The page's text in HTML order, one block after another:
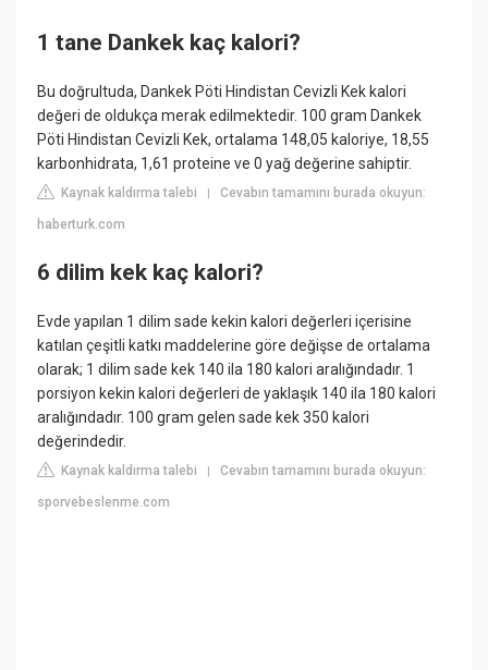
1 tane Dankek kaç kalori?
Bu doğrultuda, Dankek Pöti Hindistan Cevizli Kek kalori
değeri de oldukça merak edilmektedir. 100 gram Dankek
Pöti Hindistan Cevizli Kek, ortalama 148,05 kaloriye, 18,55
karbonhidrata, 1,61 proteine ve 0 yağ değerine sahiptir.
Kaynak kaldırma talebi |Cevabın tamamını burada okuyun:
haberturk.com
6 dilim kek kaç kalori?
Evde yapılan 1 dilim sade kekin kalori değerleri içerisine
katılan çeşitli katkı maddelerine göre değişse de ortalama
olarak; 1 dilim sade kek 140 ila 180 kalori aralığındadır. 1
porsiyon kekin kalori değerleri de yaklaşık 140 ila 180 kalori
aralığındadır. 100 gram gelen sade kek 350 kalori
değerindedir.
Kaynak kaldırma talebi |Cevabın tamamını burada okuyun:
sporvebeslenme.com